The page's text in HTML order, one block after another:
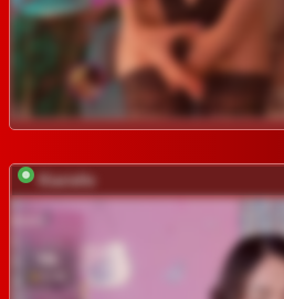
Kiarielle